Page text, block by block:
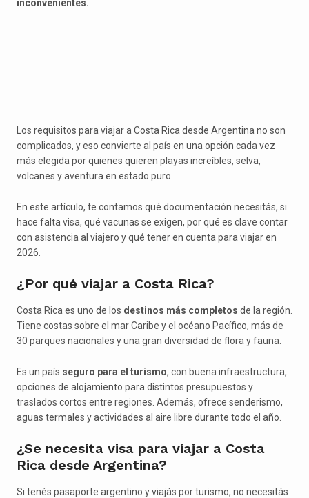
inconvenientes.
Los requisitos para viajar a Costa Rica desde Argentina no son
complicados, y eso convierte al país en una opción cada vez
más elegida por quienes quieren playas increíbles, selva,
volcanes y aventura en estado puro.
En este artículo, te contamos qué documentación necesitás, si
hace falta visa, qué vacunas se exigen, por qué es clave contar
con asistencia al viajero y qué tener en cuenta para viajar en
2026.
¿Por qué viajar a Costa Rica?
Costa Rica es uno de los destinos más completos de la región.
Tiene costas sobre el mar Caribe y el océano Pacífico, más de
30 parques nacionales y una gran diversidad de flora y fauna.
Es un país seguro para el turismo, con buena infraestructura,
opciones de alojamiento para distintos presupuestos y
traslados cortos entre regiones. Además, ofrece senderismo,
aguas termales y actividades al aire libre durante todo el año.
¿Se necesita visa para viajar a Costa
Rica desde Argentina?
Si tenés pasaporte argentino y viajás por turismo, no necesitás